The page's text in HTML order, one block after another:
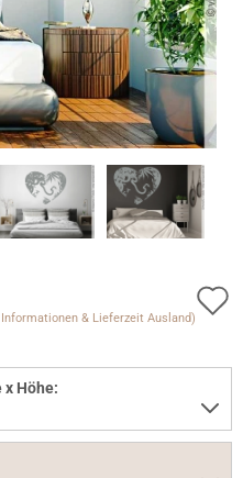
& Lieferzeit Ausland)
x Höhe: